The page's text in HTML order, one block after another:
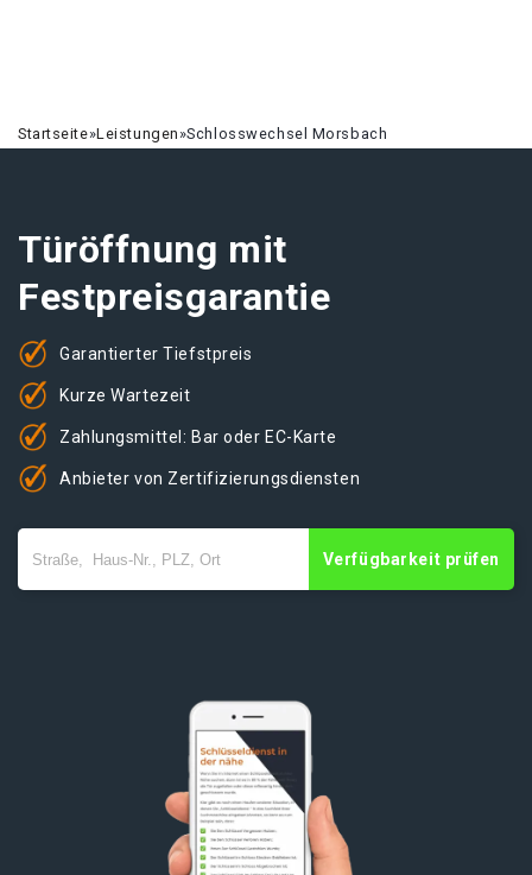
Startseite»Leistungen»Schlosswechsel Morsbach
Türöffnung mit
Festpreisgarantie
Garantierter Tiefstpreis
Kurze Wartezeit
Zahlungsmittel: Bar oder EC-Karte
Anbieter von Zertifizierungsdiensten
Verfügbarkeit prüfen